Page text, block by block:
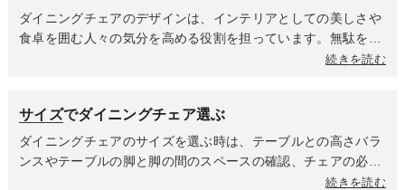
ダイニングチェアのデザインは、インテリアとしての美しさや
食卓を囲む人々の気分を高める役割を担っています。無駄をそ
ぎ落としたミニマルなフォルム・直線的なライン・モノトーン
木目を活かしていて、丸みを帯びた優しいフォルムが特徴の北
欧デザインは温かく居心地の良い雰囲気を作り出します。流行
に左右されず長く愛されるデザインが多いのも魅力です。ダイ
ニングテーブルや周囲のインテリアの雰囲気に統一するのか、
続きを読む
サイズでダイニングチェア選ぶ
ダイニングチェアのサイズを選ぶ時は、テーブルとの高さバラ
ンスやテーブルの脚と脚の間のスペースの確認、チェアの必要
動線スペースを考慮しながらサイズを選ぶことをオススメしま
続きを読む